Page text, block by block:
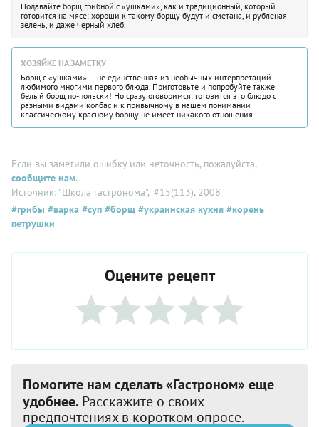
Подавайте борщ грибной с «ушками», как и традиционный, который
готовится на мясе: хороши к такому борщу будут и сметана, и рубленая
зелень, и даже черный хлеб.
ХОЗЯЙКЕ НА ЗАМЕТКУ
Борщ с «ушками» — не единственная из необычных интерпретаций
любимого многими первого блюда. Приготовьте и попробуйте также
белый борщ по-польски! Но сразу оговоримся: готовится это блюдо с
разными видами колбас и к привычному в нашем понимании
классическому красному борщу не имеет никакого отношения.
Если вы заметили ошибку или неточность, пожалуйста,
сообщите нам.
Источник: "Школа гастронома", #15(113), 2008
#грибы #варка #суп #борщ #украинская кухня #корень
петрушки
Оцените рецепт
Помогите нам сделать «Гастроном» еще
удобнее. Расскажите о своих
предпочтениях в коротком опросе.